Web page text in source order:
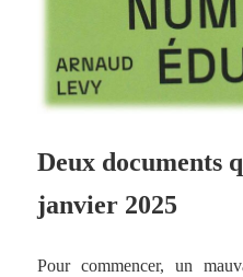
Deux documents
janvier 2025
Pour commencer, un